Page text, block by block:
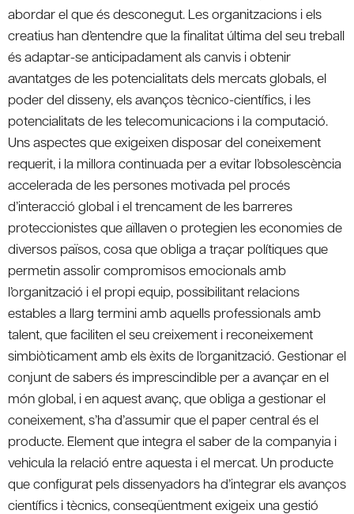
abordar el que és desconegut. Les organitzacions i els
creatius han d’entendre que la finalitat última del seu treball
és adaptar-se anticipadament als canvis i obtenir
avantatges de les potencialitats dels mercats globals, el
poder del disseny, els avanços tècnico-científics, i les
potencialitats de les telecomunicacions i la computació.
Uns aspectes que exigeixen disposar del coneixement
requerit, i la millora continuada per a evitar l’obsolescència
accelerada de les persones motivada pel procés
d’interacció global i el trencament de les barreres
proteccionistes que aïllaven o protegien les economies de
diversos països, cosa que obliga a traçar polítiques que
permetin assolir compromisos emocionals amb
l’organització i el propi equip, possibilitant relacions
estables a llarg termini amb aquells professionals amb
talent, que faciliten el seu creixement i reconeixement
simbiòticament amb els èxits de l’organització. Gestionar el
conjunt de sabers és imprescindible per a avançar en el
món global, i en aquest avanç, que obliga a gestionar el
coneixement, s’ha d’assumir que el paper central és el
producte. Element que integra el saber de la companyia i
vehicula la relació entre aquesta i el mercat. Un producte
que configurat pels dissenyadors ha d’integrar els avanços
científics i tècnics, conseqüentment exigeix una gestió